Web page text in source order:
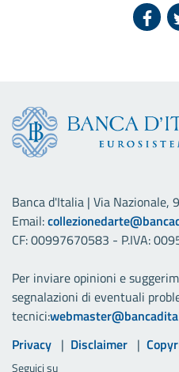
Banca d'Italia | Via Nazionale,
Email:
CF: 00997670583 - P.IVA:
Per inviare opinioni e
segnalazioni di eventuali
tecnici:
Link utili
Privacy Disclaimer
Seguici su